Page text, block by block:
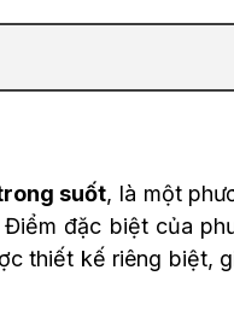
suốt, là một
đặc biệt của
thiết kế riêng biệt,